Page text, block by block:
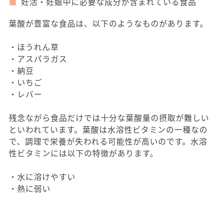
葉酸が豊富な食品は、以下のようなものがあります。
・ほうれん草
・アスパラガス
・納豆
・いちご
・レバー
残念ながら食品だけでは十分な葉酸量の摂取が難しい
といわれています。葉酸は水溶性ビタミンの一種なの
で、調理で栄養が失われる可能性が高いのです。水溶
性ビタミンには以下の特徴があります。
・水に溶けやすい
・熱に弱い